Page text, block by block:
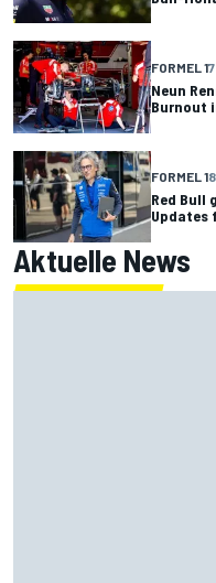
FORMEL 1
Neun
Burnout
FORMEL 1
Red Bull
Updates
Aktuelle News